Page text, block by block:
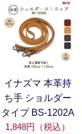
イナズマ 本革持
ち手 ショルダー
タイプ BS-1202A
1,848円（税込）